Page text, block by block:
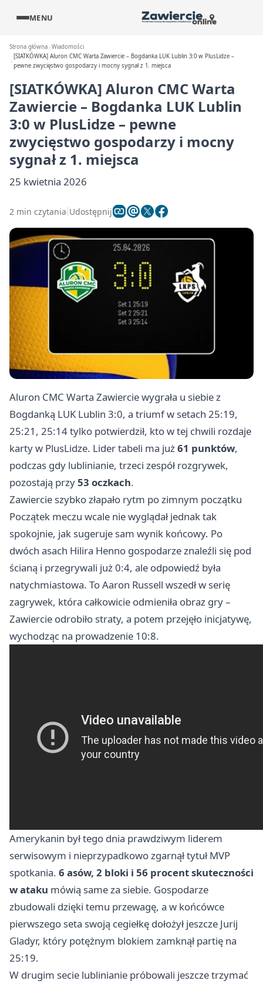
MENU
Strona główna Wiadomości
[SIATKÓWKA] Aluron CMC Warta Zawiercie – Bogdanka LUK Lublin 3:0 w PlusLidze –
pewne zwycięstwo gospodarzy i mocny sygnał z 1. miejsca
[SIATKÓWKA] Aluron CMC Warta
Zawiercie – Bogdanka LUK Lublin
3:0 w PlusLidze – pewne
zwycięstwo gospodarzy i mocny
sygnał z 1. miejsca
25 kwietnia 2026
2 min czytania Udostępnij
Aluron CMC Warta Zawiercie wygrała u siebie z
Bogdanką LUK Lublin 3:0, a triumf w setach 25:19,
25:21, 25:14 tylko potwierdził, kto w tej chwili rozdaje
karty w PlusLidze. Lider tabeli ma już61 punktów,
podczas gdy lublinianie, trzeci zespół rozgrywek,
pozostają przy53 oczkach.
Zawiercie szybko złapało rytm po zimnym początku
Początek meczu wcale nie wyglądał jednak tak
spokojnie, jak sugeruje sam wynik końcowy. Po
dwóch asach Hilira Henno gospodarze znaleźli się pod
ścianą i przegrywali już 0:4, ale odpowiedź była
natychmiastowa. To Aaron Russell wszedł w serię
zagrywek, która całkowicie odmieniła obraz gry –
Zawiercie odrobiło straty, a potem przejęło inicjatywę,
wychodząc na prowadzenie 10:8.
Amerykanin był tego dnia prawdziwym liderem
serwisowym i nieprzypadkowo zgarnął tytuł MVP
spotkania. 6 asów, 2 bloki i 56 procent skuteczności
w ataku mówią same za siebie. Gospodarze
zbudowali dzięki temu przewagę, a w końcówce
pierwszego seta swoją cegiełkę dołożył jeszcze Jurij
Gladyr, który potężnym blokiem zamknął partię na
25:19.
W drugim secie lublinianie próbowali jeszcze trzymać